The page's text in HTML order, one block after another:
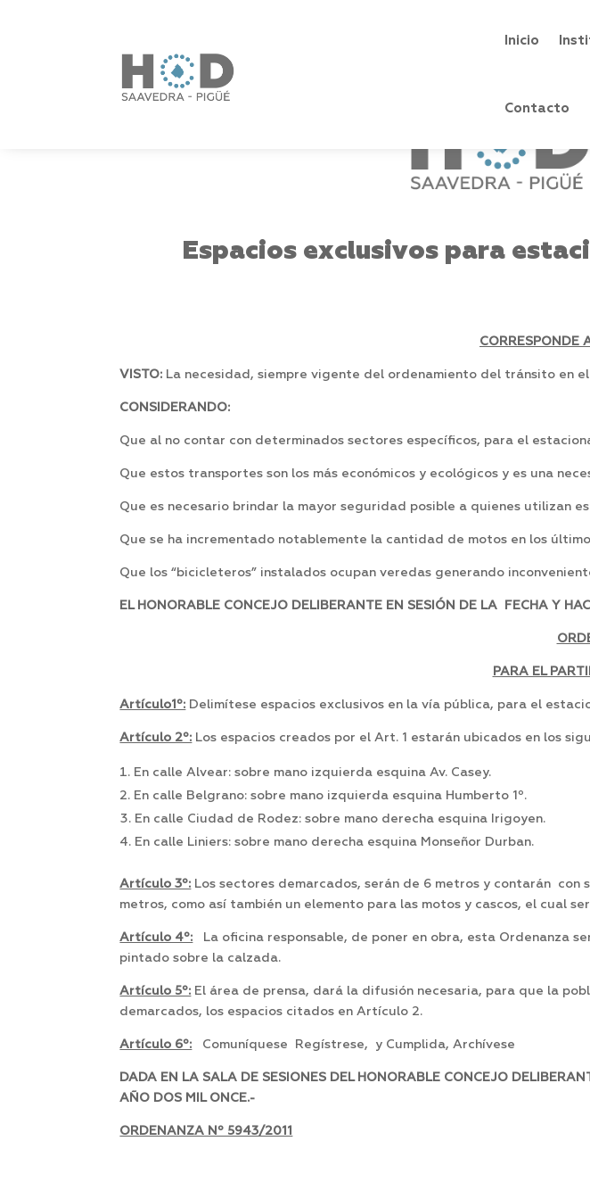
Inicio
Contacto
Espacios exclusivos para
CORRESPONDE
VISTO: La necesidad, siempre vigente del ordenamiento del tránsito en
CONSIDERANDO:
Que al no contar con determinados sectores específicos, para el
Que estos transportes son los más económicos y ecológicos y es una
Que es necesario brindar la mayor seguridad posible a quienes utilizan
Que se ha incrementado notablemente la cantidad de motos en los
Que los “bicicleteros” instalados ocupan veredas generando
EL HONORABLE CONCEJO DELIBERANTE EN SESIÓN DE LA FECHA Y
PARA EL
Artículo1º: Delimítese espacios exclusivos en la vía pública, para el
Artículo 2º: Los espacios creados por el Art. 1 estarán ubicados en los
En calle Alvear: sobre mano izquierda esquina Av. Casey.
En calle Belgrano: sobre mano izquierda esquina Humberto 1º.
En calle Ciudad de Rodez: sobre mano derecha esquina Irigoyen.
En calle Liniers: sobre mano derecha esquina Monseñor Durban.
Artículo 3º: Los sectores demarcados, serán de 6 metros y contarán
metros, como así también un elemento para las motos y cascos, el cual
Artículo 4º: La oficina responsable, de poner en obra, esta Ordenanza
pintado sobre la calzada.
Artículo 5º: El área de prensa, dará la difusión necesaria, para que la
demarcados, los espacios citados en Artículo 2.
Artículo 6º: Comuníquese Regístrese, y Cumplida, Archívese
DADA EN LA SALA DE SESIONES DEL HONORABLE CONCEJO
AÑO DOS MIL ONCE.-
ORDENANZA Nº 5943/2011